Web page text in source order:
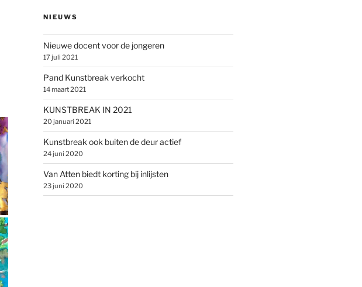
NIEUWS
Nieuwe docent voor de jongeren
17 juli 2021
Pand Kunstbreak verkocht
14 maart 2021
KUNSTBREAK IN 2021
20 januari 2021
Kunstbreak ook buiten de deur actief
24 juni 2020
Van Atten biedt korting bij inlijsten
23 juni 2020